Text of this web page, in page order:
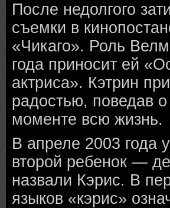
После недолгого
съемки в
«Чикаго». Роль
года приносит ей
актриса». Кэтрин
радостью, поведав
моменте всю жизнь.
В апреле 2003 года
второй ребенок —
назвали Кэрис. В
языков «кэрис»